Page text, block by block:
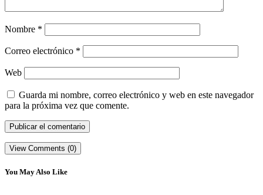
Nombre *
Correo electrónico *
Web
Guarda mi nombre, correo electrónico y web en este navegador
para la próxima vez que comente.
View Comments (0)
You May Also Like